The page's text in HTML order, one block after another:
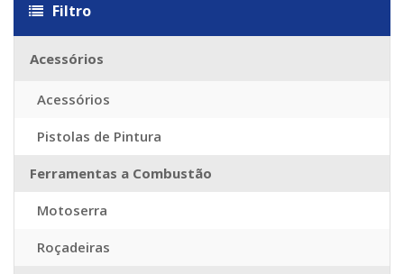
Filtro
Acessórios
Acessórios
Pistolas de Pintura
Ferramentas a Combustão
Motoserra
Roçadeiras